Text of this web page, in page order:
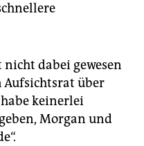
dabei gewesen
Aufsichtsrat über
keinerlei
Morgan und